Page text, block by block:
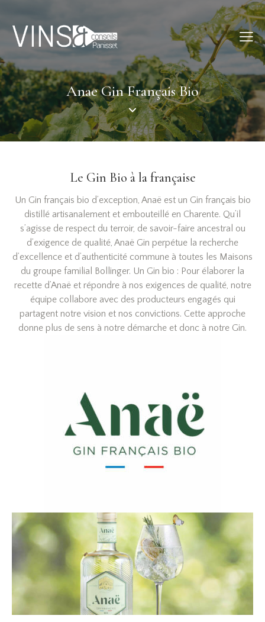
Anae Gin Français Bio
Le Gin Bio à la française
Un Gin français bio d’exception, Anaë est un Gin français bio
distillé artisanalement et embouteillé en Charente. Qu’il
s’agisse de respect du terroir, de savoir-faire ancestral ou
d’exigence de qualité, Anaë Gin perpétue la recherche
d’excellence et d’authenticité commune à toutes les Maisons
du groupe familial Bollinger. Un Gin bio : Pour élaborer la
recette d’Anaë et répondre à nos exigences de qualité, notre
équipe collabore avec des producteurs engagés qui
partagent notre vision et nos convictions. Cette approche
donne plus de sens à notre démarche et donc à notre Gin.